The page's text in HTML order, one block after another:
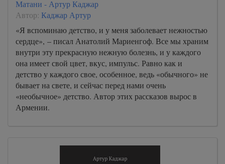
Матани - Артур Каджар
Автор: Каджар Артур
«Я вспоминаю детство, и у меня заболевает нежностью
сердце», – писал Анатолий Мариенгоф. Все мы храним
внутри эту прекрасную нежную болезнь, и у каждого
она имеет свой цвет, вкус, импульс. Равно как и
детство у каждого свое, особенное, ведь «обычного» не
бывает на свете, и сейчас перед нами очень
«необычное» детство. Автор этих рассказов вырос в
Армении.